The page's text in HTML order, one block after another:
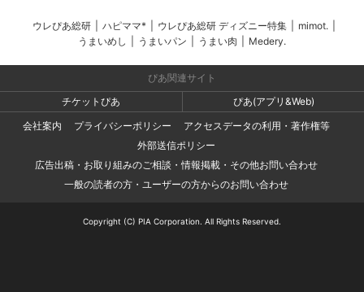
ウレぴあ総研 ハピママ* ウレぴあ総研 ディズニー特集 mimot.
うまいめし
うまいパン うまい肉 Medery.
ぴあ関連サイト
チケットぴあ
ぴあ(アプリ&Web)
会社案内
プライバシーポリシー
アクセスデータの利用・著作権等
外部送信ポリシー
広告出稿・お取り組みのご相談・情報掲載・その他お問い合わせ
一般の読者の方・ユーザーの方からのお問い合わせ
Copyright (C) PIA Corporation. All Rights Reserved.